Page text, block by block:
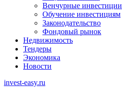
Венчурные инвестиции
Обучение инвестициям
Законодательство
Фондовый рынок
Недвижимость
Тендеры
Экономика
Новости
invest-easy.ru